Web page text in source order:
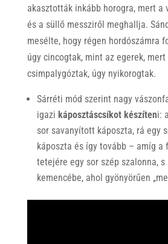
akasztották inkább horogra, mert a
és a süllő messziről meghallja.
mesélte, hogy régen hordószámra
úgy cincogtak, mint az egerek, mert
csimpalygóztak, úgy nyikorogtak.
Sárréti mód szerint nagy
igazi káposztáscsíkot készíteni:
sor savanyított káposzta, rá egy
káposzta és így tovább – amíg a
tetejére egy sor szép szalonna,
kemencébe, ahol gyönyörűen